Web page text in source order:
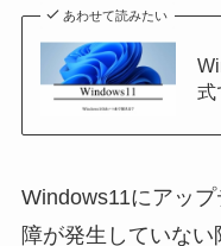
あわせて読みたい
式
Windows11にアッ
障が発生していな